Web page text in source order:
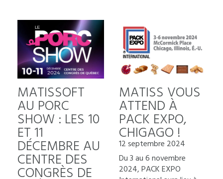
MATISSOFT
AU PORC
SHOW : LES 10
ET 11
DÉCEMBRE AU
CENTRE DES
CONGRÈS DE
MATISS VOUS
ATTEND À
PACK EXPO,
CHIGAGO !
12 septembre 2024
Du 3 au 6 novembre
2024, PACK EXPO